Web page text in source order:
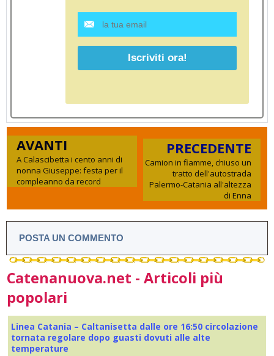
AVANTI
A Calascibetta i cento anni di
nonna Giuseppe: festa per il
compleanno da record
PRECEDENTE
Camion in fiamme, chiuso un
tratto dell'autostrada
Palermo-Catania all'altezza
di Enna
POSTA UN COMMENTO
Catenanuova.net - Articoli più
popolari
Linea Catania – Caltanisetta dalle ore 16:50 circolazione
tornata regolare dopo guasti dovuti alle alte
temperature